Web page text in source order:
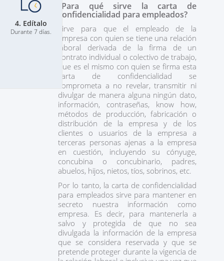
4. Edítalo
Durante 7 días.
¿Para qué sirve la carta de
confidencialidad para empleados?
Sirve para que el empleado de la
empresa con quien se tiene una relación
laboral derivada de la firma de un
contrato individual o colectivo de trabajo,
que es el mismo con quien se firma esta
carta de confidencialidad se
comprometa a no revelar, transmitir ni
divulgar de manera alguna ningún dato,
información, contraseñas, know how,
métodos de producción, fabricación o
distribución de la empresa y de los
clientes o usuarios de la empresa a
terceras personas ajenas a la empresa
en cuestión, incluyendo su cónyuge,
concubina o concubinario, padres,
abuelos, hijos, nietos, tíos, sobrinos, etc.
Por lo tanto, la carta de confidencialidad
para empleados sirve para mantener en
secreto nuestra información como
empresa. Es decir, para mantenerla a
salvo y protegida de que no sea
divulgada la información de la empresa
que se considera reservada y que se
pretende proteger durante la vigencia de